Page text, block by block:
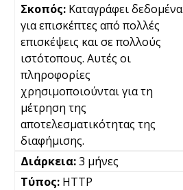
Καταγράφει δεδομένα
για επισκέπτες από πολλές
επισκέψεις και σε πολλούς
ιστότοπους. Αυτές οι
πληροφορίες
χρησιμοποιούνται για τη
μέτρηση της
αποτελεσματικότητας της
διαφήμισης.
3 μήνες
HTTP